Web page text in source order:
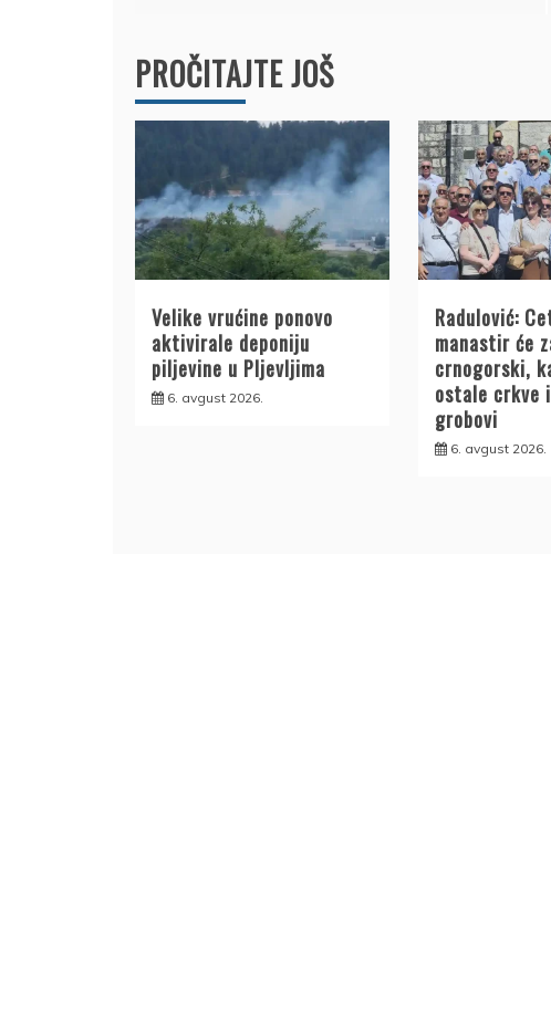
PROČITAJTE JOŠ
Velike vrućine ponovo
aktivirale deponiju
piljevine u Pljevljima
6. avgust 2026.
Radulović:
manastir će
crnogorski,
ostale crkve
grobovi
6. avgust 2026.